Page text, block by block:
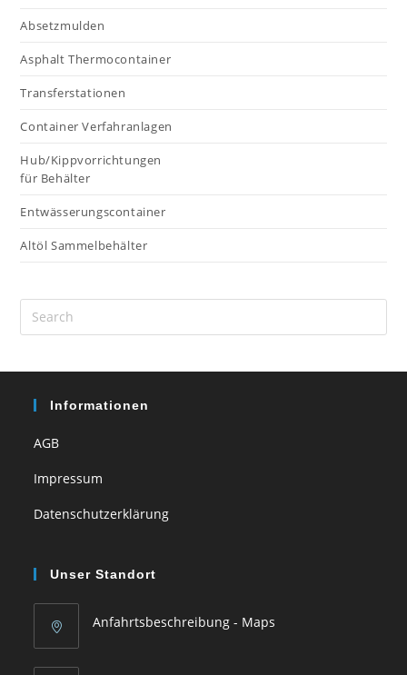
Absetzmulden
Asphalt Thermocontainer
Transferstationen
Container Verfahranlagen
Hub/Kippvorrichtungen
für Behälter
Entwässerungscontainer
Altöl Sammelbehälter
the
Informationen
AGB
Impressum
Datenschutzerklärung
Unser Standort
Anfahrtsbeschreibung - Maps